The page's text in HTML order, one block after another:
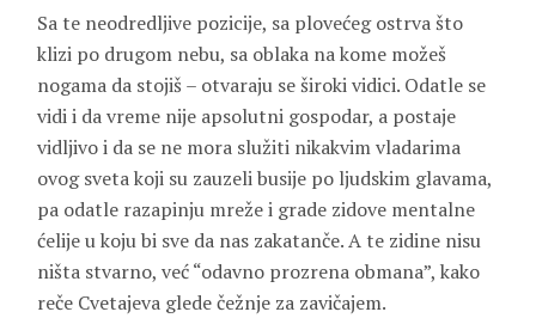
Sa te neodredljive pozicije, sa plovećeg ostrva što
klizi po drugom nebu, sa oblaka na kome možeš
nogama da stojiš – otvaraju se široki vidici. Odatle se
vidi i da vreme nije apsolutni gospodar, a postaje
vidljivo i da se ne mora služiti nikakvim vladarima
ovog sveta koji su zauzeli busije po ljudskim glavama,
pa odatle razapinju mreže i grade zidove mentalne
ćelije u koju bi sve da nas zakatanče. A te zidine nisu
ništa stvarno, već “odavno prozrena obmana”, kako
reče Cvetajeva glede čežnje za zavičajem.